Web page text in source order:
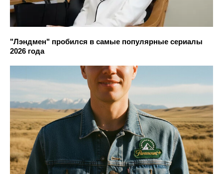
"Лэндмен" пробился в самые популярные сериалы
2026 года